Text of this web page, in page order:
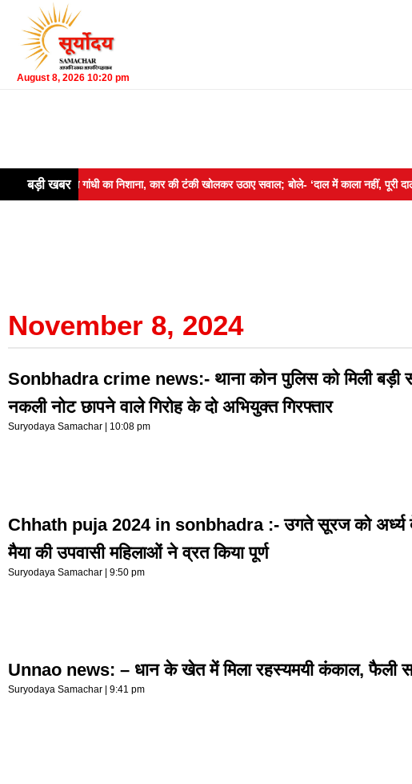
August 8, 2026 10:20 pm
बड़ी खबर
राहुल गांधी का निशाना, कार की टंकी खोलकर उठाए सवाल; बोले- ‘दाल में काला नहीं, पूरी दाल ही
November 8, 2024
Sonbhadra crime news:- थाना कोन पुलिस को मिली बड़ी
नकली नोट छापने वाले गिरोह के दो अभियुक्त गिरफ्तार
Suryodaya Samachar 10:08 pm
Chhath puja 2024 in sonbhadra :- उगते सूरज को अर्ध्य
मैया की उपवासी महिलाओं ने व्रत किया पूर्ण
Suryodaya Samachar 9:50 pm
Unnao news: – धान के खेत में मिला रहस्यमयी कंकाल, फैली
Suryodaya Samachar 9:41 pm